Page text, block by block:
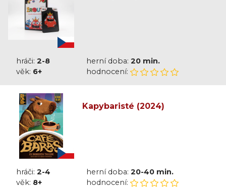
hráči: 2-8 herní doba: 20 min.
věk: 6+ hodnocení:
Kapybaristé (2024)
hráči: 2-4 herní doba: 20-40 min.
věk: 8+ hodnocení: